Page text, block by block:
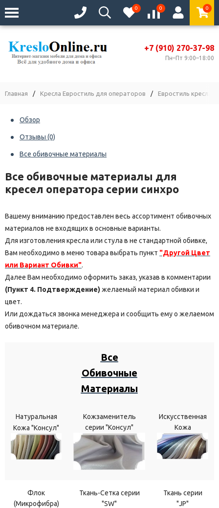
0 0 0
+7 (910) 270-37-98
Пн–Пт 9:00–18:00
Главная / Кресла Евростиль для операторов / Евростиль кресла
Обзор
Отзывы (0)
Все обивочные материалы
Все обивочные материалы для
кресел оператора серии синхро
Вашему вниманию предоставлен весь ассортимент обивочных
материалов не входящих в основные варианты.
Для изготовления кресла или стула в не стандартной обивке,
Вам необходимо в меню товара выбрать пункт "Другой Цвет
или Вариант Обивки".
Далее Вам необходимо оформить заказ, указав в комментарии
(Пункт 4. Подтверждение) желаемый материал обивки и
цвет.
Или дождаться звонка менеджера и сообщить ему о желаемом
обивочном материале.
Все
Обивочные
Материалы
Натуральная
Кожа "Консул"
Кожзаменитель
серии "Консул"
Искусственная
Кожа
Флок
(Микрофибра)
Ткань-Сетка серии
"SW"
Ткань серии
"JP"